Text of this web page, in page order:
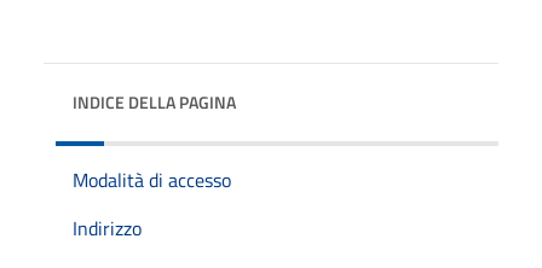
INDICE DELLA PAGINA
Modalità di accesso
Indirizzo